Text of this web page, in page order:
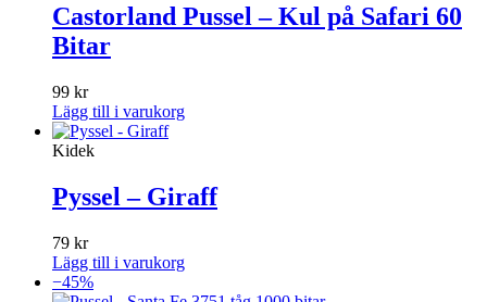
Castorland Pussel – Kul på Safari 60
Bitar
99 kr
Lägg till i varukorg
Kidek
Pyssel – Giraff
79 kr
Lägg till i varukorg
−45%